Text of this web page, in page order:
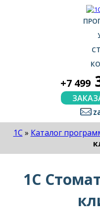
+7 499
1С » Каталог
1С